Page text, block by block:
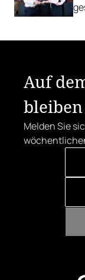
Auf
bleiben
Melden Sie